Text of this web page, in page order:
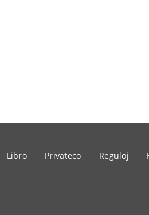
Libro Privateco Reguloj